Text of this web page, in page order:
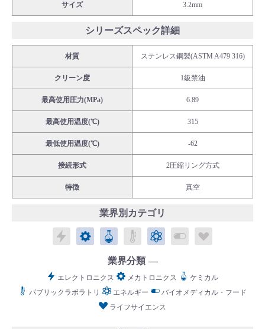
Corporate Blog
採用情報
languageLanguage：日本語／English
mailお問い合わせ
サイズ 3.2mm
シリーズスペック詳細
材質 ステンレス鋼製(ASTM A479 316)
クリーン度 1級禁油
最高使用圧力(MPa) 6.89
最高使用温度(℃) 315
最低使用温度(℃) -62
接続形式 2圧縮リング方式
特徴 真空
業界別カテゴリ
エレクトロニクス
メカトロニクス
ケミカルパブリックラボラトリ
エネルギーバイオメディカ
業界分類
エレクトロニクス メカトロニクス
ケミカル
パブリックラボラトリ
エネルギー
バイオメディカル・フード
ライフサイエンス